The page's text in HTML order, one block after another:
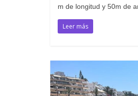
m de longitud y 50m de
Leer más